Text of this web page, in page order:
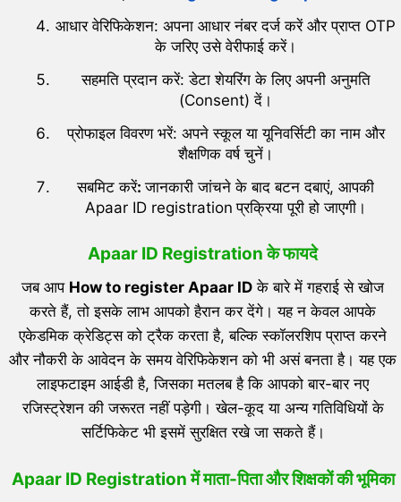
आधार वेरिफिकेशन: अपना आधार नंबर दर्ज करें और प्राप्त OTP
के जरिए उसे वेरीफाई करें।
सहमति प्रदान करें: डेटा शेयरिंग के लिए अपनी अनुमति
(Consent) दें।
प्रोफाइल विवरण भरें: अपने स्कूल या यूनिवर्सिटी का नाम और
शैक्षणिक वर्ष चुनें।
सबमिट करें:जानकारी जांचने के बाद बटन दबाएं, आपकी
Apaar ID registration प्रक्रिया पूरी हो जाएगी।
Apaar ID Registration के फायदे
जब आप How to register Apaar ID के बारे में गहराई से खोज
करते हैं, तो इसके लाभ आपको हैरान कर देंगे। यह न केवल आपके
एकेडमिक क्रेडिट्स को ट्रैक करता है, बल्कि स्कॉलरशिप प्राप्त करने
और नौकरी के आवेदन के समय वेरिफिकेशन को भी असं बनता है। यह एक
लाइफटाइम आईडी है, जिसका मतलब है कि आपको बार-बार नए
रजिस्ट्रेशन की जरूरत नहीं पड़ेगी। खेल-कूद या अन्य गतिविधियों के
सर्टिफिकेट भी इसमें सुरक्षित रखे जा सकते हैं।
Apaar ID Registrationमेंमाता-पिता और शिक्षकों की भूमिका